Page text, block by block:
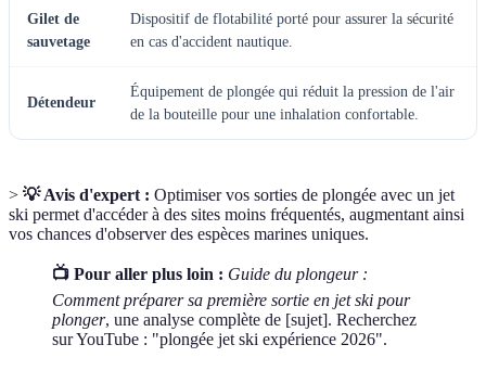
Gilet de
sauvetage
Dispositif de flotabilité porté pour assurer la sécurité
en cas d'accident nautique.
Détendeur
Équipement de plongée qui réduit la pression de l'air
de la bouteille pour une inhalation confortable.
> 💡 Avis d'expert : Optimiser vos sorties de plongée avec un jet
ski permet d'accéder à des sites moins fréquentés, augmentant ainsi
vos chances d'observer des espèces marines uniques.
📺 Pour aller plus loin : Guide du plongeur :
Comment préparer sa première sortie en jet ski pour
plonger, une analyse complète de [sujet]. Recherchez
sur YouTube : "plongée jet ski expérience 2026".